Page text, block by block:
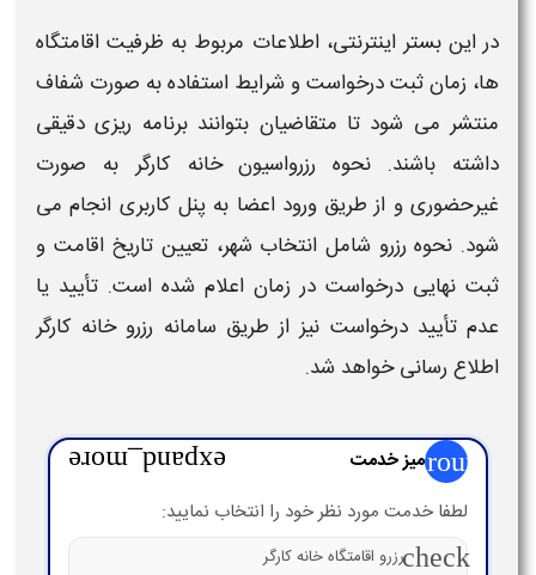
در این بستر اینترنتی، اطلاعات مربوط به ظرفیت اقامتگاه
ها، زمان ثبت درخواست و شرایط استفاده به صورت شفاف
منتشر می شود تا متقاضیان بتوانند برنامه ریزی دقیقی
داشته باشند. نحوه رزرواسیون خانه کارگربه صورت
غیرحضوری و از طریق ورود اعضا به پنل کاربری انجام می
شود. نحوه رزرو شامل انتخاب شهر، تعیین تاریخ اقامت و
ثبت نهایی درخواست در زمان اعلام شده است. تأیید یا
عدم تأیید درخواست نیز از طریق سامانه رزرو خانه کارگر
اطلاع رسانی خواهد شد.
groupمیز خدمت expand_more
لطفا خدمت مورد نظر خود را انتخاب نمایید:
checkرزرو اقامتگاه خانه کارگر